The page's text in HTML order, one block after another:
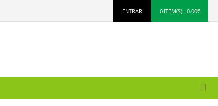
ENTRAR 0 ITEM(S) - 0.00€